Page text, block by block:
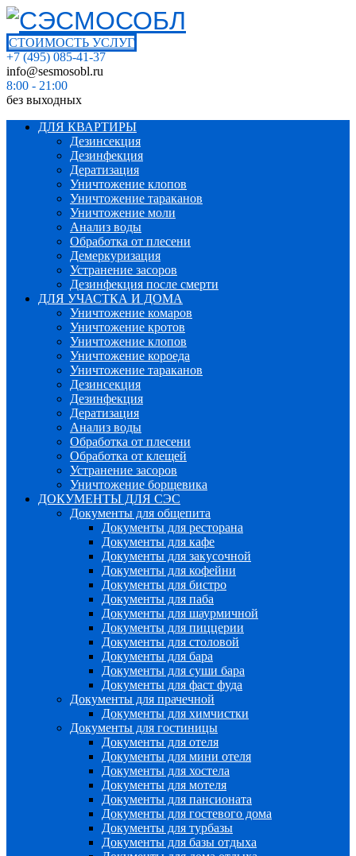
СТОИМОСТЬ УСЛУГ
+7 (495) 085-41-37
info@sesmosobl.ru
8:00 - 21:00
без выходных
ДЛЯ КВАРТИРЫ
Дезинсекция
Дезинфекция
Дератизация
Уничтожение клопов
Уничтожение тараканов
Уничтожение моли
Анализ воды
Обработка от плесени
Демеркуризация
Устранение засоров
Дезинфекция после смерти
ДЛЯ УЧАСТКА И ДОМА
Уничтожение комаров
Уничтожение кротов
Уничтожение клопов
Уничтожение короеда
Уничтожение тараканов
Дезинсекция
Дезинфекция
Дератизация
Анализ воды
Обработка от плесени
Обработка от клещей
Устранение засоров
Уничтожение борщевика
ДОКУМЕНТЫ ДЛЯ СЭС
Документы для общепита
Документы для ресторана
Документы для кафе
Документы для закусочной
Документы для кофейни
Документы для бистро
Документы для паба
Документы для шаурмичной
Документы для пиццерии
Документы для столовой
Документы для бара
Документы для суши бара
Документы для фаст фуда
Документы для прачечной
Документы для химчистки
Документы для гостиницы
Документы для отеля
Документы для мини отеля
Документы для хостела
Документы для мотеля
Документы для пансионата
Документы для гостевого дома
Документы для турбазы
Документы для базы отдыха